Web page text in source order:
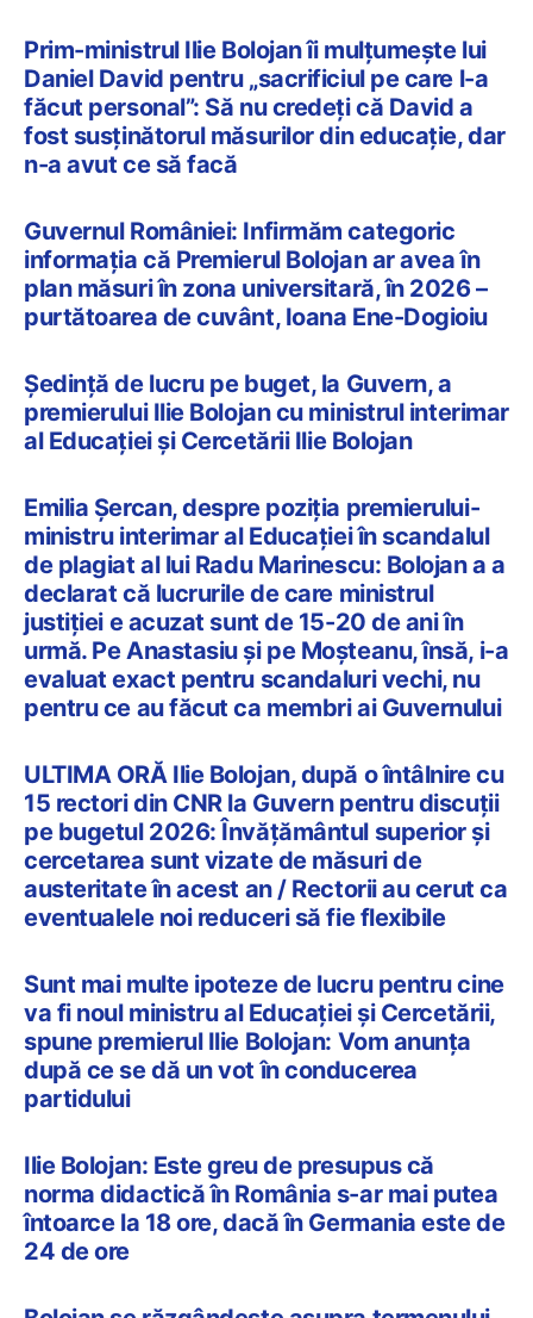
Prim-ministrul Ilie Bolojan îi mulțumește lui
Daniel David pentru „sacrificiul pe care l-a
făcut personal”: Să nu credeți că David a
fost susținătorul măsurilor din educație, dar
n-a avut ce să facă
Guvernul României: Infirmăm categoric
informația că Premierul Bolojan ar avea în
plan măsuri în zona universitară, în 2026 –
purtătoarea de cuvânt, Ioana Ene-Dogioiu
Ședință de lucru pe buget, la Guvern, a
premierului Ilie Bolojan cu ministrul interimar
al Educației și Cercetării Ilie Bolojan
Emilia Șercan, despre poziția premierului-
ministru interimar al Educației în scandalul
de plagiat al lui Radu Marinescu: Bolojan a a
declarat că lucrurile de care ministrul
justiției e acuzat sunt de 15-20 de ani în
urmă. Pe Anastasiu și pe Moșteanu, însă, i-a
evaluat exact pentru scandaluri vechi, nu
pentru ce au făcut ca membri ai Guvernului
ULTIMA ORĂ Ilie Bolojan, după o întâlnire cu
15 rectori din CNR la Guvern pentru discuții
pe bugetul 2026: Învățământul superior și
cercetarea sunt vizate de măsuri de
austeritate în acest an / Rectorii au cerut ca
eventualele noi reduceri să fie flexibile
Sunt mai multe ipoteze de lucru pentru cine
va fi noul ministru al Educației și Cercetării,
spune premierul Ilie Bolojan: Vom anunța
după ce se dă un vot în conducerea
partidului
Ilie Bolojan: Este greu de presupus că
norma didactică în România s-ar mai putea
întoarce la 18 ore, dacă în Germania este de
24 de ore